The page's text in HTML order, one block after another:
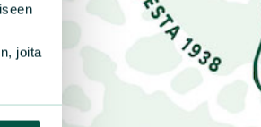
joita